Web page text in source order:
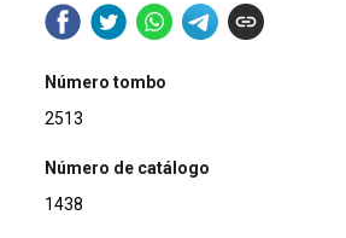
Número tombo
2513
Número de catálogo
1438